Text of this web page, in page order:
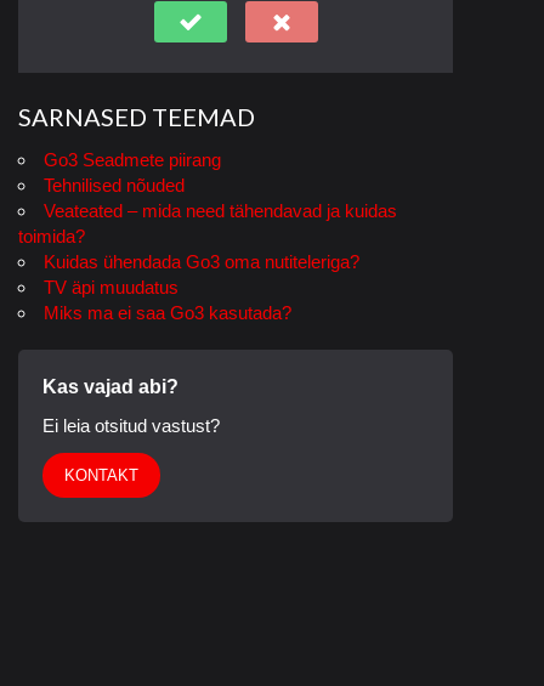
SARNASED TEEMAD
Go3 Seadmete piirang
Tehnilised nõuded
Veateated – mida need tähendavad ja kuidas
toimida?
Kuidas ühendada Go3 oma nutiteleriga?
TV äpi muudatus
Miks ma ei saa Go3 kasutada?
Kas vajad abi?
Ei leia otsitud vastust?
KONTAKT